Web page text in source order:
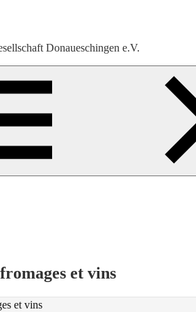
Donaueschingen e.V.
et vins